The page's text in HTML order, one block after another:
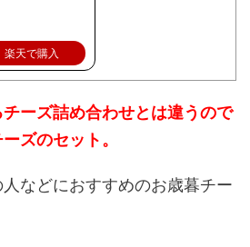
楽天で購入
ーズ詰め合わせとは違うので
ズのセット。
などにおすすめのお歳暮チー